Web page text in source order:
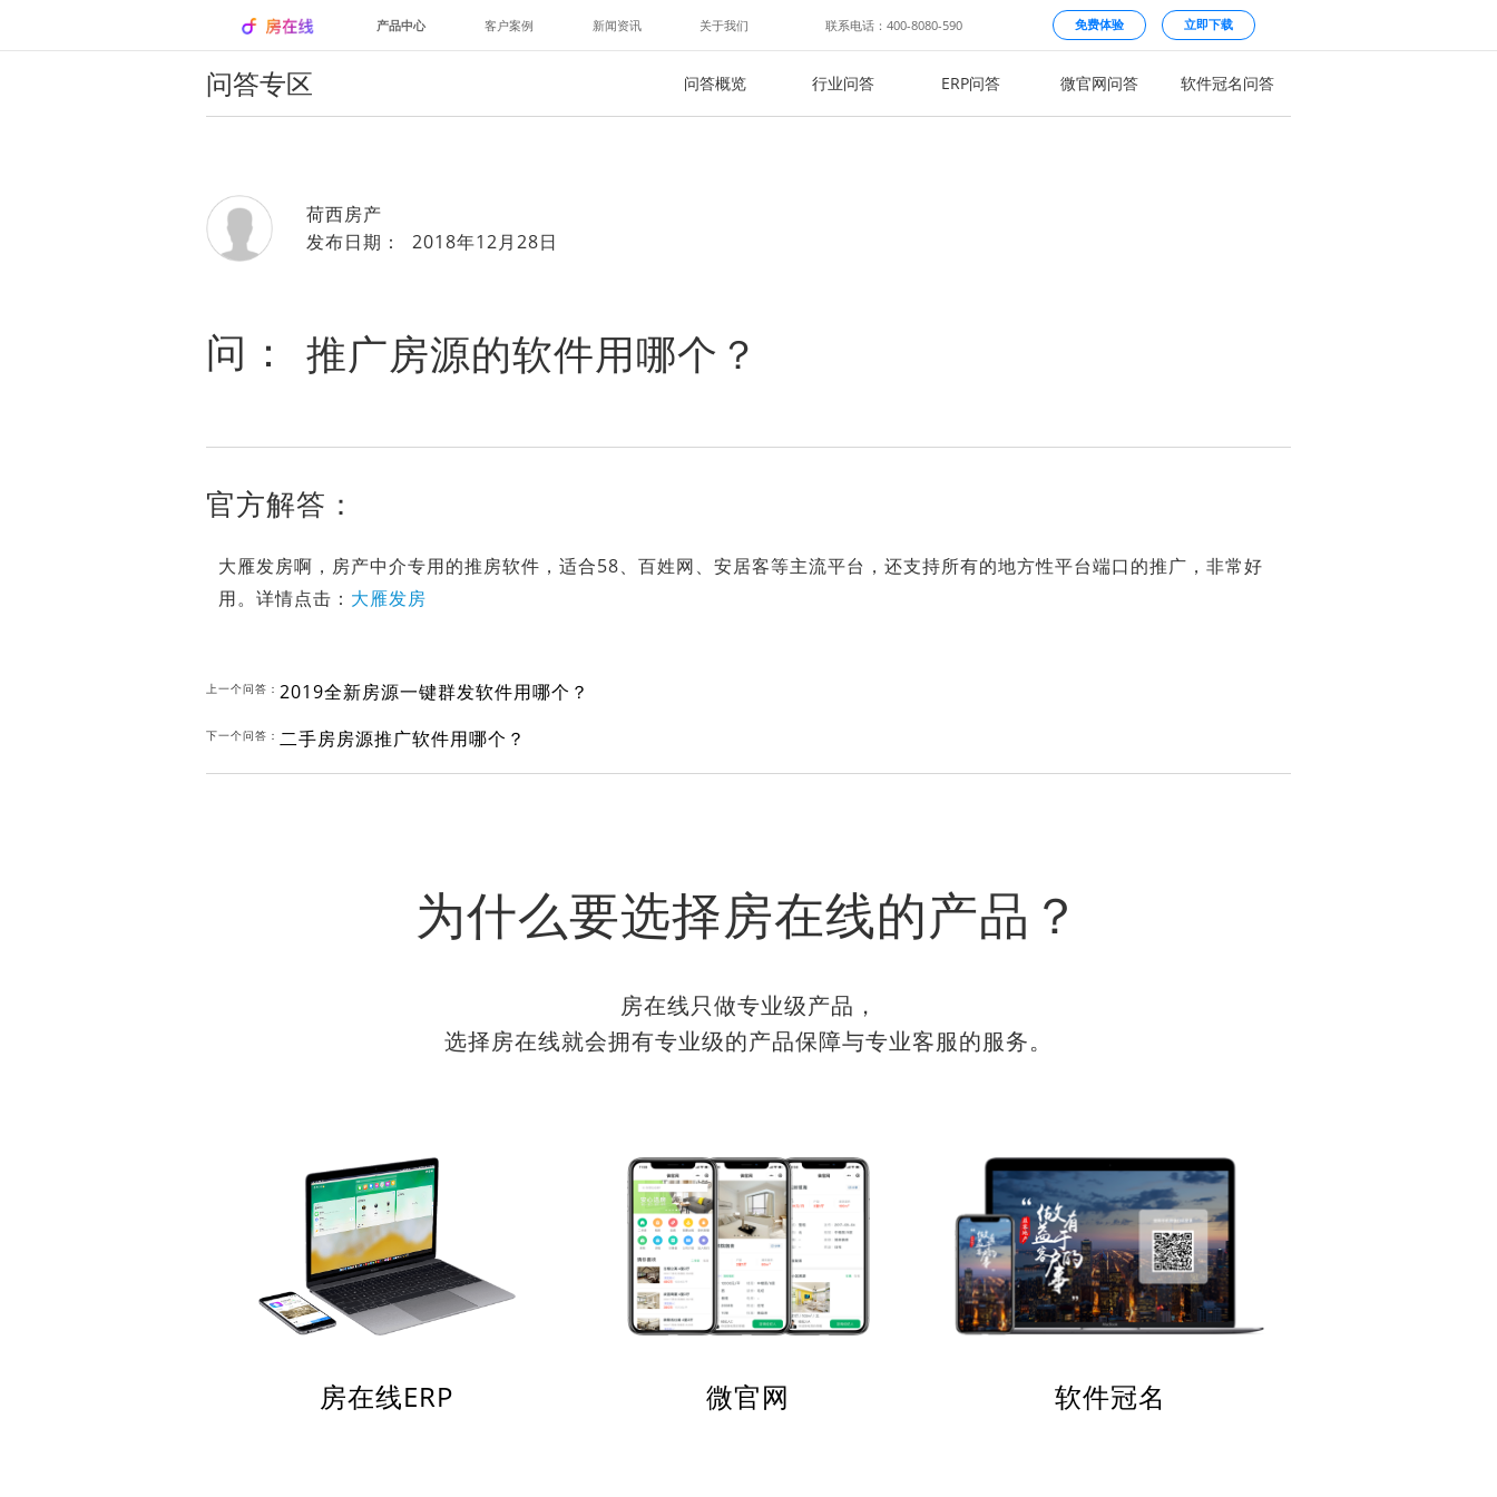
产品中心 客户案例 新闻资讯 关于我们 联系电话：400-8080-590 免费体验 立即下载
问答专区 问答概览 行业问答 ERP问答 微官网问答 软件冠名问答
荷西房产
发布日期： 2018年12月28日
问： 推广房源的软件用哪个？
官方解答：
大雁发房啊，房产中介专用的推房软件，适合58、百姓网、安居客等主流平台，还支持所有的地方性平台端口的推广，非常好
用。详情点击： 大雁发房
上一个问答： 2019全新房源一键群发软件用哪个？
下一个问答： 二手房房源推广软件用哪个？
为什么要选择房在线的产品？
房在线只做专业级产品，
选择房在线就会拥有专业级的产品保障与专业客服的服务。
房在线ERP 微官网 软件冠名